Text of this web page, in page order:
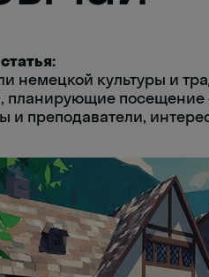
немецкой культуры и
планирующие посещение
и преподаватели,